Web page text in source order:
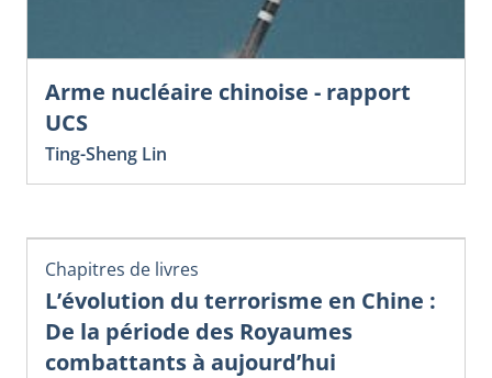
Arme nucléaire chinoise - rapport
UCS
Ting-Sheng Lin
Chapitres de livres
L’évolution du terrorisme en Chine :
De la période des Royaumes
combattants à aujourd’hui